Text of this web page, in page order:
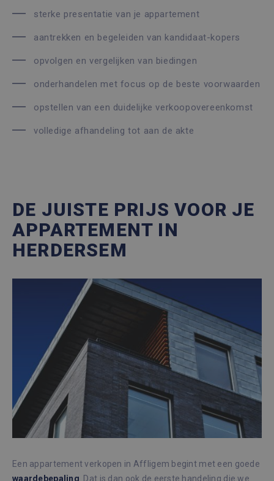
sterke presentatie van je appartement
aantrekken en begeleiden van kandidaat-kopers
opvolgen en vergelijken van biedingen
onderhandelen met focus op de beste voorwaarden
opstellen van een duidelijke verkoopovereenkomst
volledige afhandeling tot aan de akte
DE JUISTE PRIJS VOOR JE
APPARTEMENT IN
HERDERSEM
Een appartement verkopen in Affligem begint met een goede
waardebepaling . Dat is dan ook de eerste handeling die we